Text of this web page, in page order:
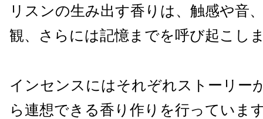
リスンの生み出す香りは、触感や音
観、さらには記憶までを呼び起こし
インセンスにはそれぞれストーリー
ら連想できる香り作りを行っていま